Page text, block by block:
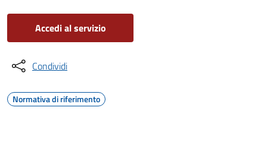
Accedi al servizio
Condividi
Normativa di riferimento